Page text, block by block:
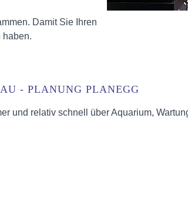
Damit Sie Ihren
haben.
- PLANUNG PLANEGG
und relativ schnell über Aquarium,